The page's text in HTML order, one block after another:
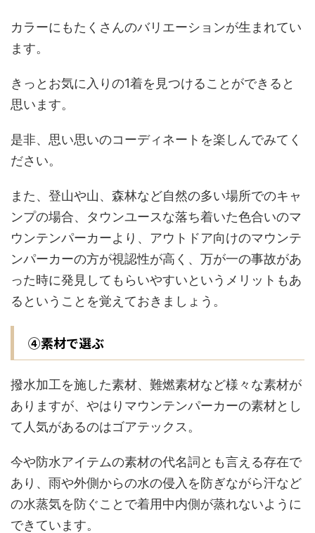
カラーにもたくさんのバリエーションが生まれてい
ます。
きっとお気に入りの1着を見つけることができると
思います。
是非、思い思いのコーディネートを楽しんでみてく
ださい。
また、登山や山、森林など自然の多い場所でのキャ
ンプの場合、タウンユースな落ち着いた色合いのマ
ウンテンパーカーより、アウトドア向けのマウンテ
ンパーカーの方が視認性が高く、万が一の事故があ
った時に発見してもらいやすいというメリットもあ
るということを覚えておきましょう。
④素材で選ぶ
撥水加工を施した素材、難燃素材など様々な素材が
ありますが、やはりマウンテンパーカーの素材とし
て人気があるのはゴアテックス。
今や防水アイテムの素材の代名詞とも言える存在で
あり、雨や外側からの水の侵入を防ぎながら汗など
の水蒸気を防ぐことで着用中内側が蒸れないように
できています。